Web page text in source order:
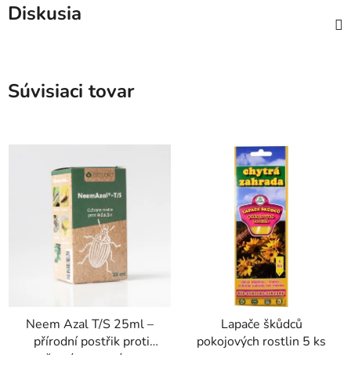
Diskusia
Súvisiaci tovar
Neem Azal T/S 25ml –
přírodní postřik proti
žravým a savým
Lapače škůdců
pokojových rostlin 5 ks